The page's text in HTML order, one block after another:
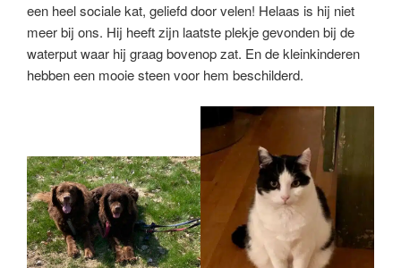
een heel sociale kat, geliefd door velen! Helaas is hij niet
meer bij ons. Hij heeft zijn laatste plekje gevonden bij de
waterput waar hij graag bovenop zat. En de kleinkinderen
hebben een mooie steen voor hem beschilderd.